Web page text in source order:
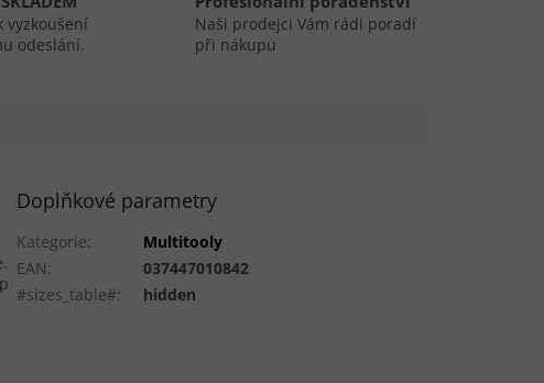
vyzkoušení
odeslání.
Naši prodejci Vám rádi poradí
při nákupu
Doplňkové parametry
Kategorie:
Multitooly
EAN:
037447010842
#sizes_table#: hidden